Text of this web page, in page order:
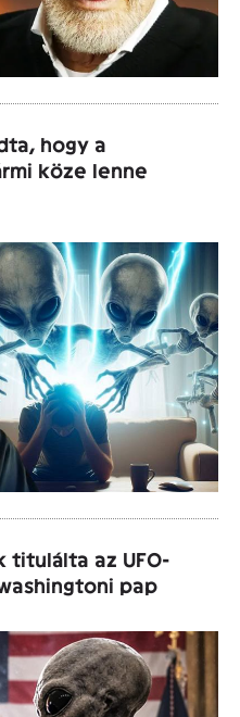
hogy a
köze lenne
titulálta az UFO-
pap